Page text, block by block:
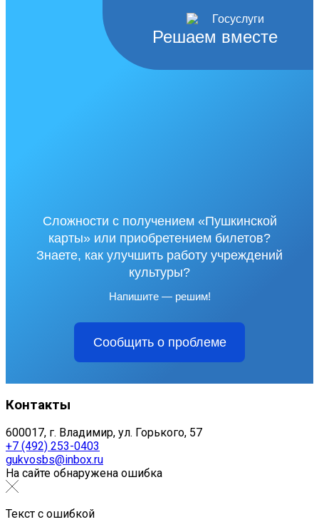
Решаем вместе
Сложности с получением «Пушкинской
карты» или приобретением билетов?
Знаете, как улучшить работу учреждений
культуры?
Напишите — решим!
Сообщить о проблеме
Контакты
600017, г. Владимир, ул. Горького, 57
+7 (492) 253-0403
gukvosbs@inbox.ru
На сайте обнаружена ошибка
Текст с ошибкой